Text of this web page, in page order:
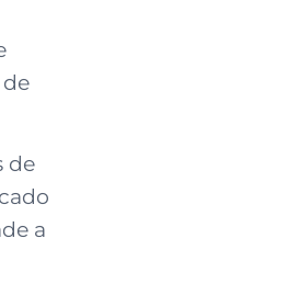
de
a